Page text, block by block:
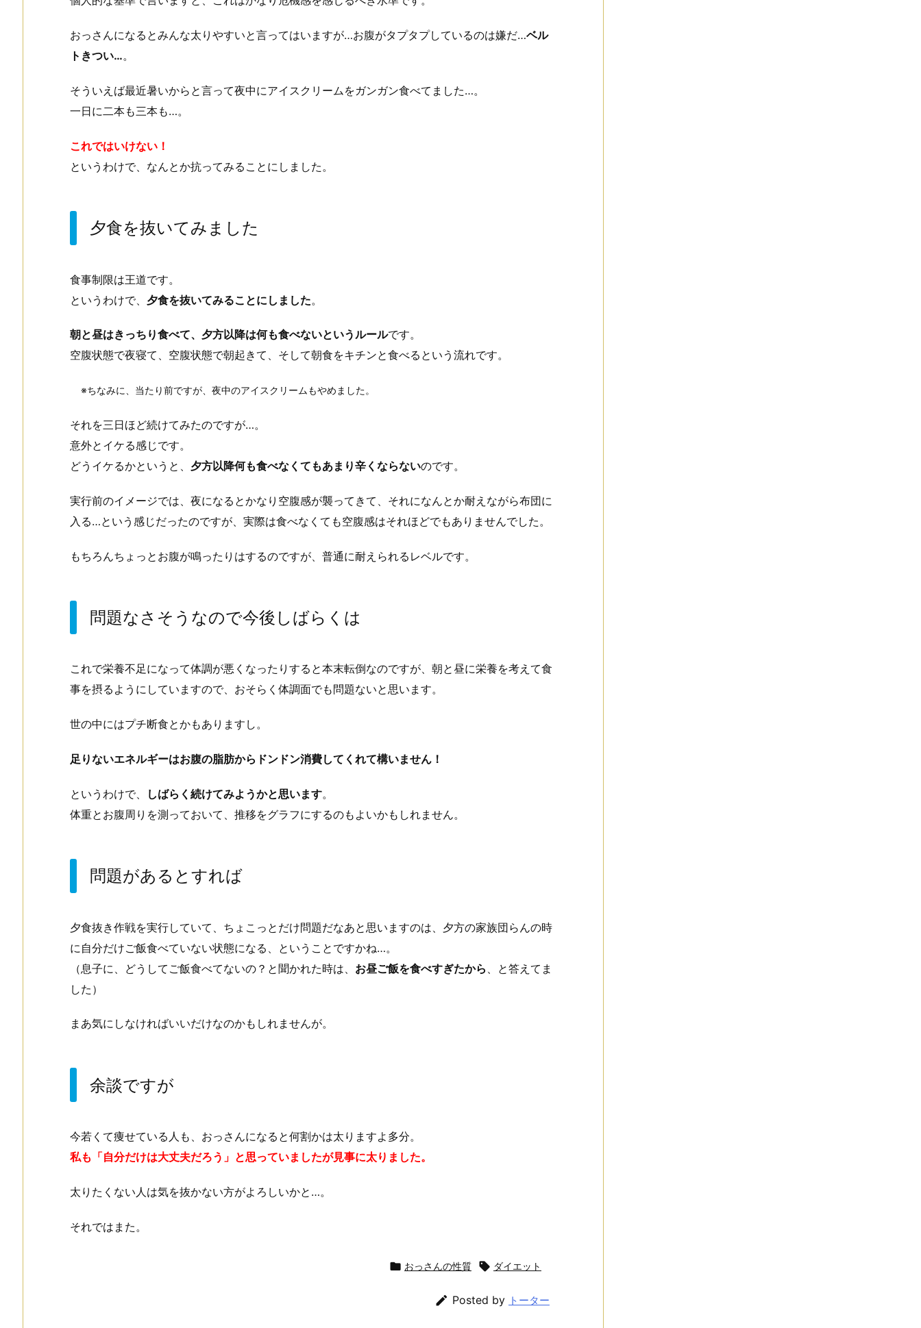
おっさんになるとみんな太りやすいと言ってはいますが…お腹がタプタプしているのは嫌だ…ベル
トきつい…。
そういえば最近暑いからと言って夜中にアイスクリームをガンガン食べてました…。
一日に二本も三本も…。
これではいけない！
というわけで、なんとか抗ってみることにしました。
夕食を抜いてみました
食事制限は王道です。
というわけで、 夕食を抜いてみることにしました。
朝と昼はきっちり食べて、夕方以降は何も食べないというルールです。
空腹状態で夜寝て、空腹状態で朝起きて、そして朝食をキチンと食べるという流れです。
※ちなみに、当たり前ですが、夜中のアイスクリームもやめました。
それを三日ほど続けてみたのですが…。
意外とイケる感じです。
どうイケるかというと、 夕方以降何も食べなくてもあまり辛くならないのです。
実行前のイメージでは、夜になるとかなり空腹感が襲ってきて、それになんとか耐えながら布団に
入る…という感じだったのですが、実際は食べなくても空腹感はそれほどでもありませんでした。
もちろんちょっとお腹が鳴ったりはするのですが、普通に耐えられるレベルです。
問題なさそうなので今後しばらくは
これで栄養不足になって体調が悪くなったりすると本末転倒なのですが、朝と昼に栄養を考えて食
事を摂るようにしていますので、おそらく体調面でも問題ないと思います。
世の中にはプチ断食とかもありますし。
足りないエネルギーはお腹の脂肪からドンドン消費してくれて構いません！
というわけで、 しばらく続けてみようかと思います。
体重とお腹周りを測っておいて、推移をグラフにするのもよいかもしれません。
問題があるとすれば
夕食抜き作戦を実行していて、ちょこっとだけ問題だなあと思いますのは、夕方の家族団らんの時
に自分だけご飯食べていない状態になる、ということですかね…。
（息子に、どうしてご飯食べてないの？と聞かれた時は、 お昼ご飯を食べすぎたから 、と答えてま
した）
まあ気にしなければいいだけなのかもしれませんが。
余談ですが
今若くて痩せている人も、おっさんになると何割かは太りますよ多分。
私も「自分だけは大丈夫だろう」と思っていましたが見事に太りました。
太りたくない人は気を抜かない方がよろしいかと…。
それではまた。
 おっさんの性質  ダイエット
 Posted by トーター